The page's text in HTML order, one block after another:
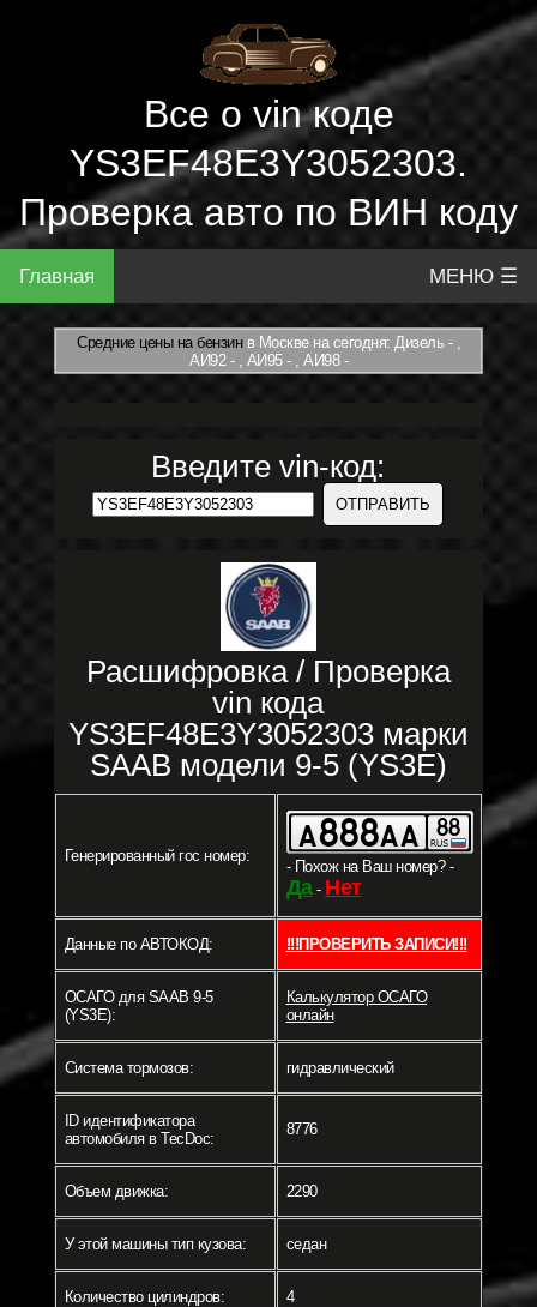
Все о vin коде
YS3EF48E3Y3052303.
Проверка авто по ВИН коду
Главная МЕНЮ ☰
Средние цены на бензинв Москве на сегодня: Дизель - ,
АИ92 - , АИ95 - , АИ98 -
Введите vin-код:
Расшифровка / Проверка
vin кода
YS3EF48E3Y3052303 марки
SAAB модели 9-5 (YS3E)
Генерированный гос номер:
- Похож на Ваш номер? -
Да- Нет
Данные по АВТОКОД: !!!ПРОВЕРИТЬ ЗАПИСИ!!!
ОСАГО для SAAB 9-5
(YS3E):
Калькулятор ОСАГО
онлайн
Система тормозов: гидравлический
ID идентификатора
автомобиля в TecDoc:
8776
Объем движка: 2290
У этой машины тип кузова: седан
Количество цилиндров: 4